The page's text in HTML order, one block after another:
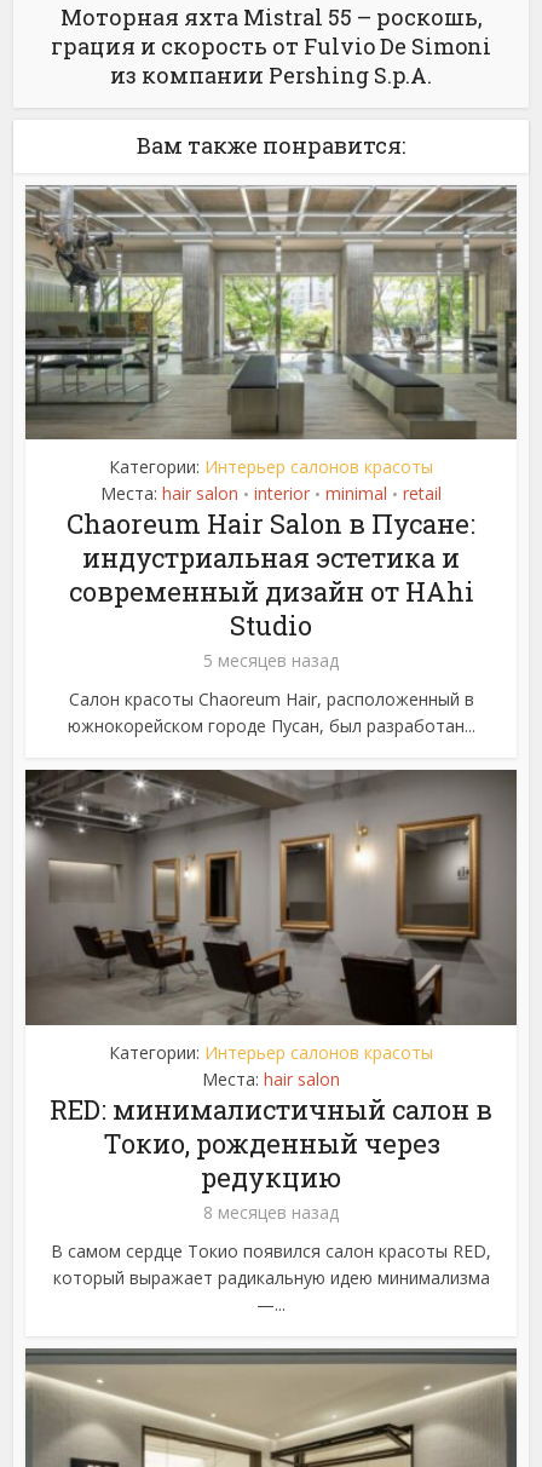
Моторная яхта Mistral 55 – роскошь,
грация и скорость от Fulvio De Simoni
из компании Pershing S.p.A.
Вам также понравится:
Категории: Интерьер салонов красоты
Места: hair salon • interior • minimal • retail
Chaoreum Hair Salon в Пусане:
индустриальная эстетика и
современный дизайн от HAhi
Studio
5 месяцев назад
Салон красоты Chaoreum Hair, расположенный в
южнокорейском городе Пусан, был разработан...
Категории: Интерьер салонов красоты
Места: hair salon
RED: минималистичный салон в
Токио, рожденный через
редукцию
8 месяцев назад
В самом сердце Токио появился салон красоты RED,
который выражает радикальную идею минимализма
—...